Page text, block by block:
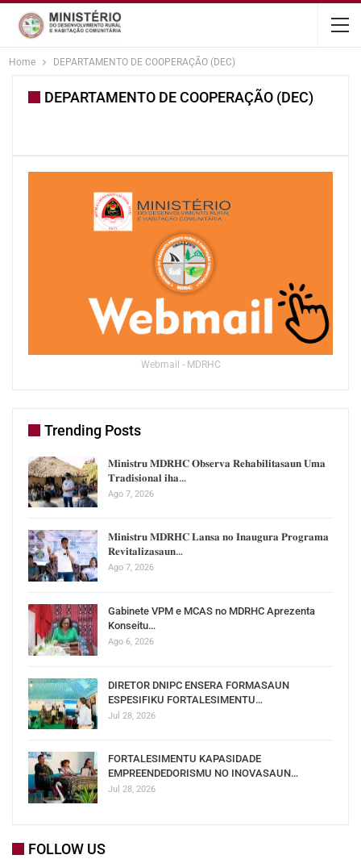
content
Home DEPARTAMENTO DE COOPERAÇÃO (DEC)
DEPARTAMENTO DE COOPERAÇÃO (DEC)
Webmail - MDRHC
Trending Posts
𝐌𝐢𝐧𝐢𝐬𝐭𝐫𝐮 𝐌𝐃𝐑𝐇𝐂 𝐎𝐛𝐬𝐞𝐫𝐯𝐚 𝐑𝐞𝐡𝐚𝐛𝐢𝐥𝐢𝐭𝐚𝐬𝐚𝐮𝐧 𝐔𝐦𝐚
𝐓𝐫𝐚𝐝𝐢𝐬𝐢𝐨𝐧𝐚𝐥 𝐢𝐡𝐚…
Ago 7, 2026
𝐌𝐢𝐧𝐢𝐬𝐭𝐫𝐮 𝐌𝐃𝐑𝐇𝐂 𝐋𝐚𝐧𝐬𝐚 𝐧𝐨 𝐈𝐧𝐚𝐮𝐠𝐮𝐫𝐚 𝐏𝐫𝐨𝐠𝐫𝐚𝐦𝐚
𝐑𝐞𝐯𝐢𝐭𝐚𝐥𝐢𝐳𝐚𝐬𝐚𝐮𝐧…
Ago 7, 2026
Gabinete VPM e MCAS no MDRHC Aprezenta
Konseitu…
Ago 6, 2026
DIRETOR DNIPC ENSERA FORMASAUN
ESPESIFIKU FORTALESIMENTU…
Jul 28, 2026
FORTALESIMENTU KAPASIDADE
EMPREENDEDORISMU NO INOVASAUN…
Jul 28, 2026
FOLLOW US